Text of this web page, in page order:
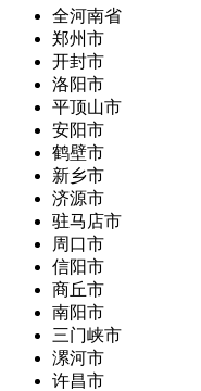
全河南省
郑州市
开封市
洛阳市
平顶山市
安阳市
鹤壁市
新乡市
济源市
驻马店市
周口市
信阳市
商丘市
南阳市
三门峡市
漯河市
许昌市